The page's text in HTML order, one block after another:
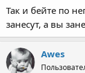
Так и бейте по
занесут, а вы
Awes